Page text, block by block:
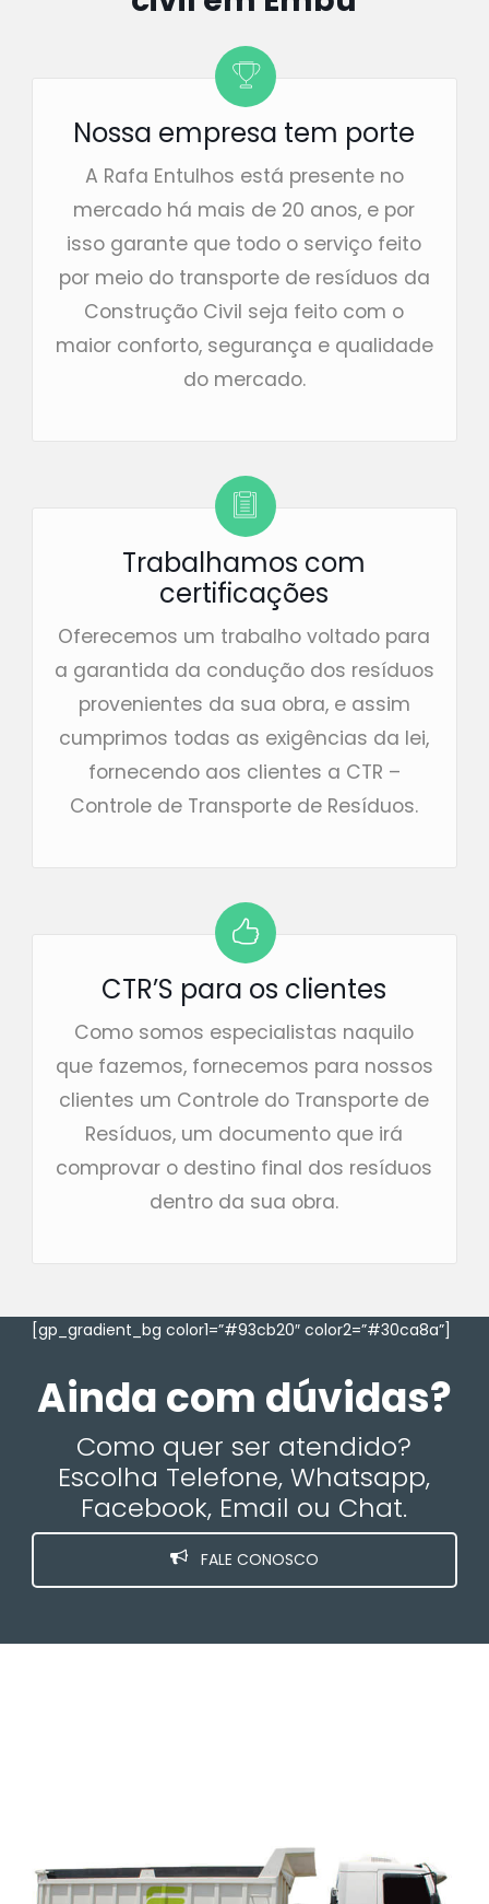
Nossa empresa tem porte
A Rafa Entulhos está presente no
mercado há mais de 20 anos, e por
isso garante que todo o serviço feito
por meio do transporte de resíduos da
Construção Civil seja feito com o
maior conforto, segurança e qualidade
do mercado.
Trabalhamos com
certificações
Oferecemos um trabalho voltado para
a garantida da condução dos resíduos
provenientes da sua obra, e assim
cumprimos todas as exigências da lei,
fornecendo aos clientes a CTR –
Controle de Transporte de Resíduos.
CTR’S para os clientes
Como somos especialistas naquilo
que fazemos, fornecemos para nossos
clientes um Controle do Transporte de
Resíduos, um documento que irá
comprovar o destino final dos resíduos
dentro da sua obra.
[gp_gradient_bg color1=”#93cb20″ color2=”#30ca8a”]
Ainda com dúvidas?
Como quer ser atendido?
Escolha Telefone, Whatsapp,
Facebook, Email ou Chat.
FALE CONOSCO